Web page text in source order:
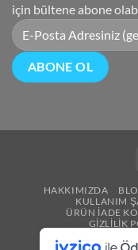
için bültene abone
HAKKIMIZDA
KULLANIM
ÜRÜN İADE
GIZLILIK
Copyright 2026 ©